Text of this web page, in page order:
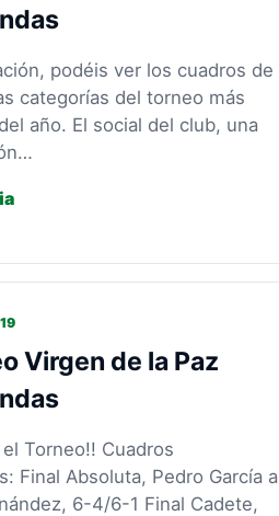
podéis ver los cuadros de
categorías del torneo más
año. El social del club, una
Virgen de la Paz
Torneo!! Cuadros
Final Absoluta, Pedro García a
6-4/6-1 Final Cadete,